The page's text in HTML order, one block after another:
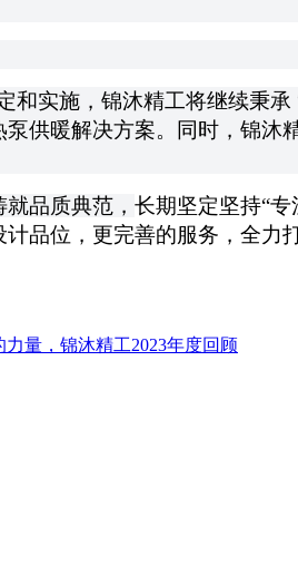
和实施，锦沐精工将继续秉
供暖解决方案。同时，锦
品质典范， 长期坚定坚持“
品位，更完善的服务，全力
量，锦沐精工2023年度回顾